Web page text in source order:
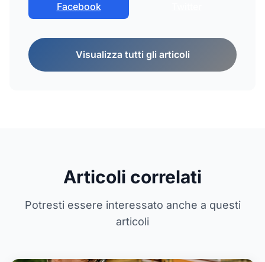
Facebook
Visualizza tutti gli articoli
Articoli correlati
Potresti essere interessato anche a questi
articoli